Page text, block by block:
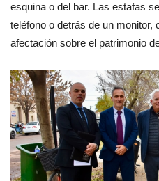
esquina o del bar. Las estafas
teléfono o detrás de un monitor,
afectación sobre el patrimonio